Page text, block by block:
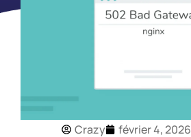
Crazy février 4, 2026